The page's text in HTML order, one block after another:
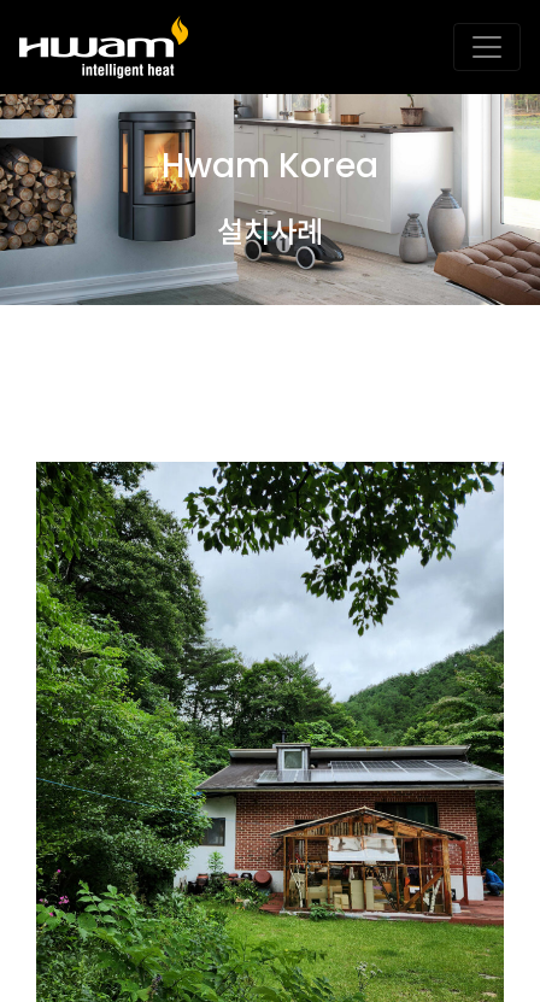
Hwam Korea
설치사례